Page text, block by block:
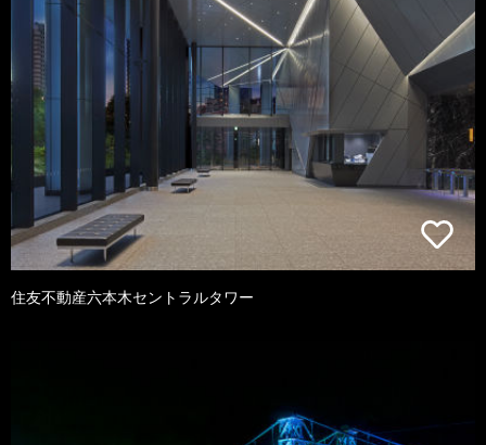
住友不動産六本木セントラルタワー